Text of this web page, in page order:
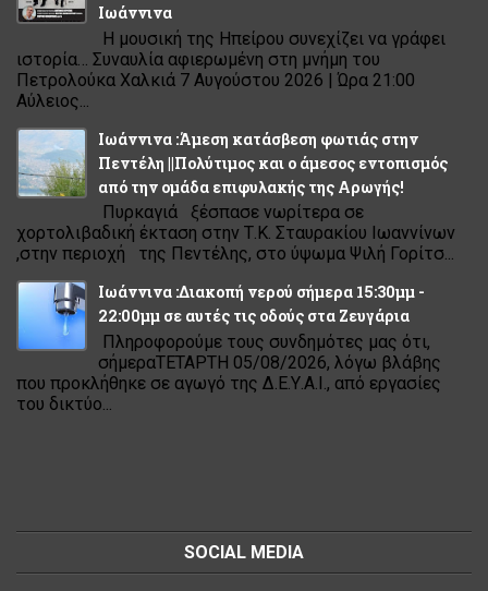
Ιωάννινα
Η μουσική της Ηπείρου συνεχίζει να γράφει
ιστορία… Συναυλία αφιερωμένη στη μνήμη του
Πετρολούκα Χαλκιά 7 Αυγούστου 2026 | Ώρα 21:00
Αύλειος...
Ιωάννινα :Άμεση κατάσβεση φωτιάς στην
Πεντέλη ||Πολύτιμος και ο άμεσος εντοπισμός
από την ομάδα επιφυλακής της Αρωγής!
Πυρκαγιά ξέσπασε νωρίτερα σε
χορτολιβαδική έκταση στην Τ.Κ. Σταυρακίου Ιωαννίνων
,στην περιοχή της Πεντέλης, στο ύψωμα Ψιλή Γορίτσ...
Ιωάννινα :Διακοπή νερού σήμερα 15:30μμ -
22:00μμ σε αυτές τις οδούς στα Ζευγάρια
Πληροφορούμε τους συνδημότες μας ότι,
σήμεραΤΕΤΑΡΤΗ 05/08/2026, λόγω βλάβης
που προκλήθηκε σε αγωγό της Δ.Ε.Υ.Α.Ι., από εργασίες
του δικτύο...
SOCIAL MEDIA